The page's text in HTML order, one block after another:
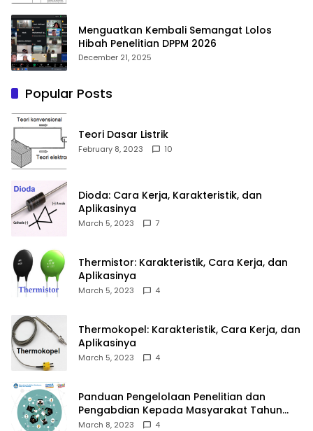
Menguatkan Kembali Semangat Lolos
Hibah Penelitian DPPM 2026
December 21, 2025
Popular Posts
Teori Dasar Listrik
February 8, 2023 10
Dioda: Cara Kerja, Karakteristik, dan
Aplikasinya
March 5, 2023 7
Thermistor: Karakteristik, Cara Kerja, dan
Aplikasinya
March 5, 2023 4
Thermokopel: Karakteristik, Cara Kerja, dan
Aplikasinya
March 5, 2023 4
Panduan Pengelolaan Penelitian dan
Pengabdian Kepada Masyarakat Tahun
2023
March 8, 2023 4